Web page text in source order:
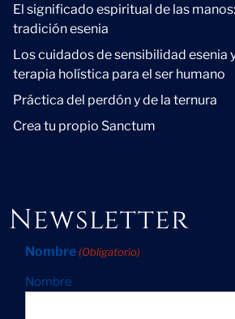
El significado espiritual de las
tradición esenia
Los cuidados de sensibilidad esenia
terapia holística para el ser humano
Práctica del perdón y de la ternura
Crea tu propio Sanctum
Newsletter
Nombre (Obligatorio)
Nombre